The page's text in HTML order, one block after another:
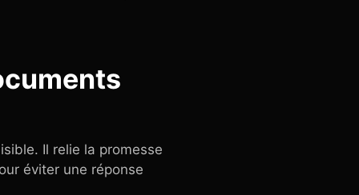
Il relie la promesse
éviter une réponse